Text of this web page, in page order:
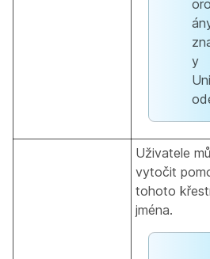
y
Uživatele
vytočit
tohoto
jména.